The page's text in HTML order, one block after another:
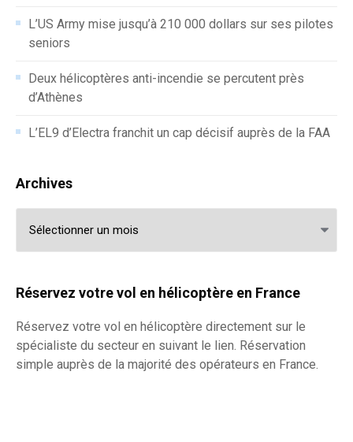
L’US Army mise jusqu’à 210 000 dollars sur ses pilotes
seniors
Deux hélicoptères anti-incendie se percutent près
d’Athènes
L’EL9 d’Electra franchit un cap décisif auprès de la FAA
Archives
Réservez votre vol en hélicoptère en France
Réservez votre vol en hélicoptère directement sur le
spécialiste du secteur en suivant le lien. Réservation
simple auprès de la majorité des opérateurs en France.